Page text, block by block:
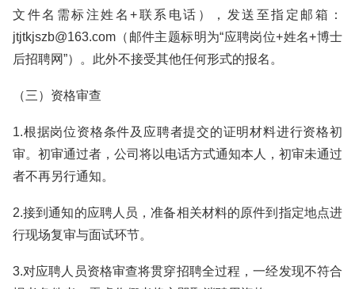
文件名需标注姓名+联系电话），发送至指定邮箱：
jtjtkjszb@163.com（邮件主题标明为“应聘岗位+姓名+博士
后招聘网”）。此外不接受其他任何形式的报名。
（三）资格审查
1.根据岗位资格条件及应聘者提交的证明材料进行资格初
审。初审通过者，公司将以电话方式通知本人，初审未通过
者不再另行通知。
2.接到通知的应聘人员，准备相关材料的原件到指定地点进
行现场复审与面试环节。
3.对应聘人员资格审查将贯穿招聘全过程，一经发现不符合